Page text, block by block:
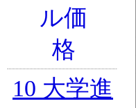
10 大学進